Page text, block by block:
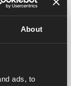
About
ads, to